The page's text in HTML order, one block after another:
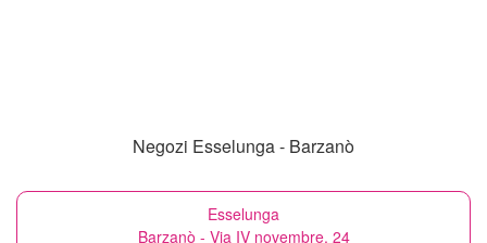
Negozi Esselunga - Barzanò
Esselunga
Barzanò - Via IV novembre, 24